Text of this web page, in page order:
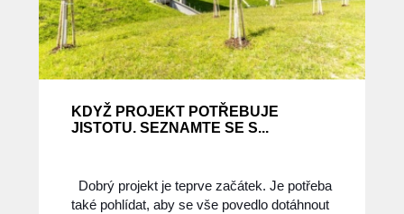
KDYŽ PROJEKT POTŘEBUJE
JISTOTU. SEZNAMTE SE S...
Dobrý projekt je teprve začátek. Je potřeba
také pohlídat, aby se vše povedlo dotáhnout